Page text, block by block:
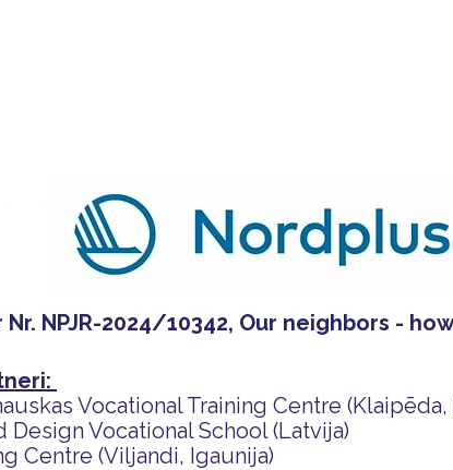
NPJR-2024/10342, Our neighbors -
Vocational Training Centre
Vocational School (Latvija)
Centre (Viljandi, Igaunija)